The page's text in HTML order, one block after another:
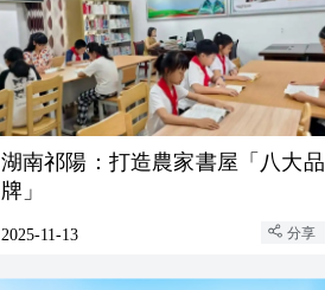
湖南祁陽：打造農家書屋「八大品
牌」
2025-11-13 分享